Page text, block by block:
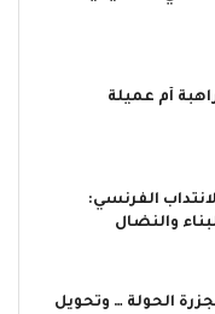
أم عميلة
الفرنسي:
والنضال
الحولة … وتحويل